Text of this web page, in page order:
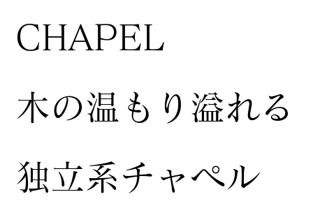
CHAPEL
木の温もり溢れる
独立系チャペル